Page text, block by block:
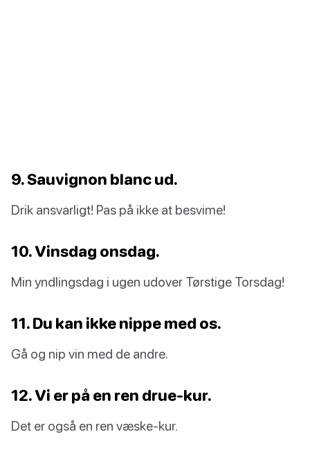
9. Sauvignon blanc ud.
Drik ansvarligt! Pas på ikke at besvime!
10. Vinsdag onsdag.
Min yndlingsdag i ugen udover Tørstige Torsdag!
11. Du kan ikke nippe med os.
Gå og nip vin med de andre.
12. Vi er på en ren drue-kur.
Det er også en ren væske-kur.